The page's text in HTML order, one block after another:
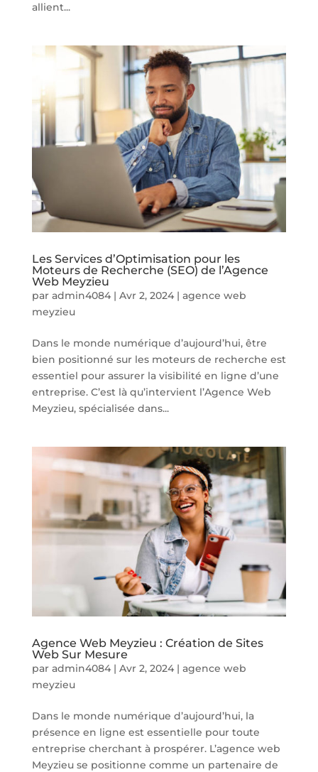
allient...
Les Services d’Optimisation pour les
Moteurs de Recherche (SEO) de l’Agence
Web Meyzieu
par admin4084| Avr 2, 2024| agence web
meyzieu
Dans le monde numérique d’aujourd’hui, être
bien positionné sur les moteurs de recherche est
essentiel pour assurer la visibilité en ligne d’une
entreprise. C’est là qu’intervient l’Agence Web
Meyzieu, spécialisée dans...
Agence Web Meyzieu : Création de Sites
Web Sur Mesure
par admin4084| Avr 2, 2024| agence web
meyzieu
Dans le monde numérique d’aujourd’hui, la
présence en ligne est essentielle pour toute
entreprise cherchant à prospérer. L’agence web
Meyzieu se positionne comme un partenaire de